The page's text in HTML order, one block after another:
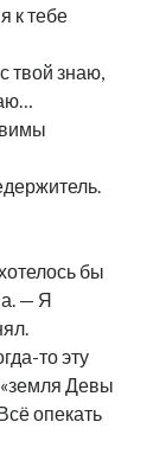
к тебе
твой знаю,
бы
— Я
то эту
Девы
опекать